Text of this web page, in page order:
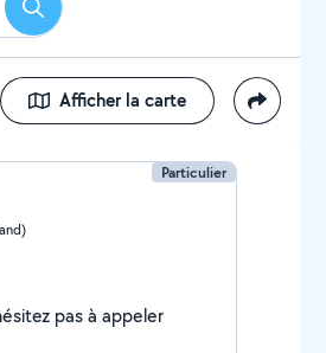
Rechercher
Afficher la carte
Particulier
pas à appeler